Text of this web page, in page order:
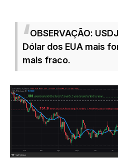
OBSERVAÇÃO:
Dólar dos EUA mais
mais fraco.